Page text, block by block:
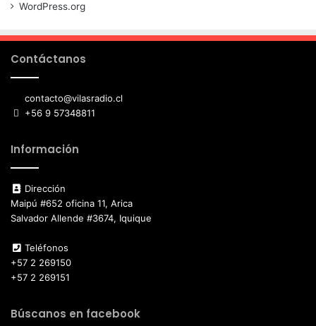
WordPress.org
Contáctanos
contacto@vilasradio.cl
+56 9 57348811
Información
Dirección
Maipú #652 oficina 11, Arica
Salvador Allende #3674, Iquique
Teléfonos
+57 2 269150
+57 2 269151
Búscanos en facebook